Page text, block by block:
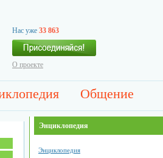
Нас уже 33 863
О проекте
Общение
Энциклопедия
Энциклопедия